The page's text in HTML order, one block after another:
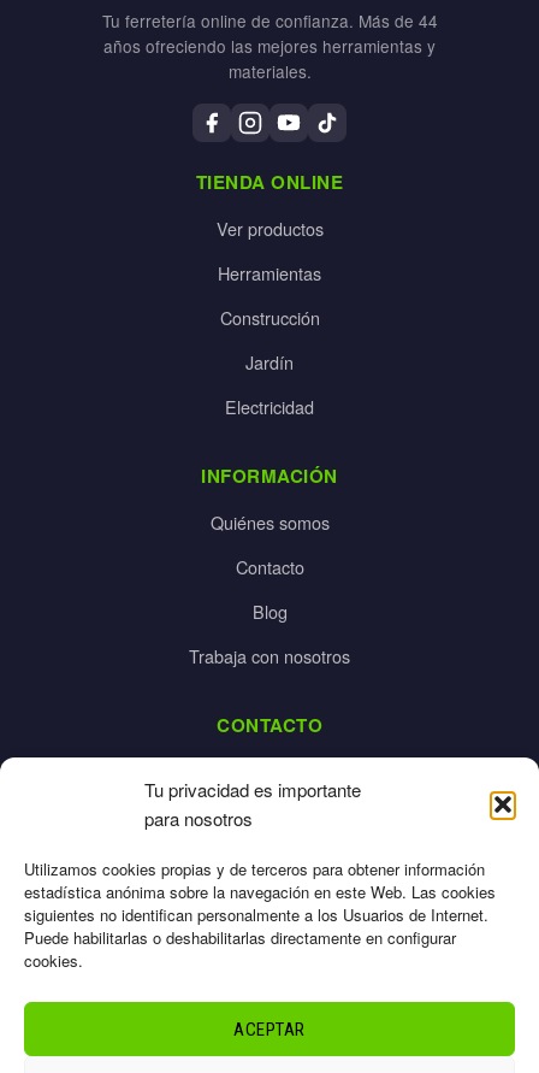
Tu privacidad es importante
para nosotros
Utilizamos cookies propias y de terceros para obtener información
estadística anónima sobre la navegación en este Web. Las cookies
siguientes no identifican personalmente a los Usuarios de Internet.
Puede habilitarlas o deshabilitarlas directamente en configurar
cookies.
ACEPTAR
Tu ferretería online de confianza. Más de 44
años ofreciendo las mejores herramientas y
materiales.
TIENDA ONLINE
Ver productos
Herramientas
Construcción
Jardín
Electricidad
INFORMACIÓN
Quiénes somos
Contacto
Blog
Trabaja con nosotros
CONTACTO
925 532 213
Cookies
Términos